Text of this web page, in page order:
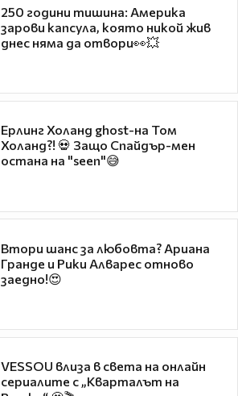
250 години тишина: Америка
зарови капсула, която никой жив
днес няма да отвори👀💥
Ерлинг Холанд ghost-на Том
Холанд?! 💀 Защо Спайдър-мен
остана на "seen"😅
Втори шанс за любовта? Ариана
Гранде и Рики Алварес отново
заедно!😍
VESSOU влиза в света на онлайн
сериалите с „Кварталът на